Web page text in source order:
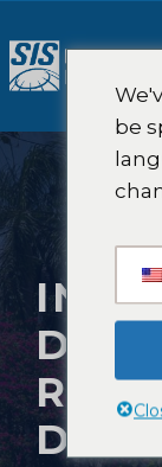
al
contenido
DE
be